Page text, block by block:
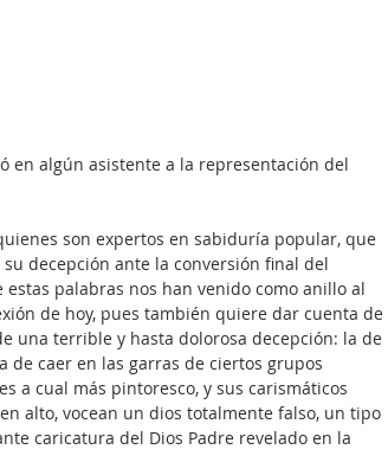
en algún asistente a la representación del
son expertos en sabiduría popular, que
decepción ante la conversión final del
palabras nos han venido como anillo al
de hoy, pues también quiere dar cuenta de
una terrible y hasta dolorosa decepción: la de
de caer en las garras de ciertos grupos
a cual más pintoresco, y sus carismáticos
alto, vocean un dios totalmente falso, un tipo
caricatura del Dios Padre revelado en la